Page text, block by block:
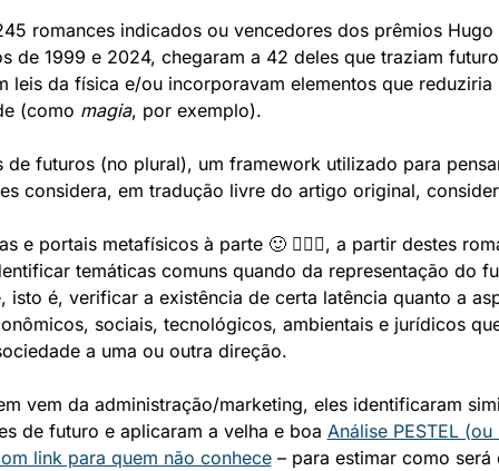
romances indicados ou vencedores dos prêmios Hugo
de 1999 e 2024, chegaram a 42 deles que traziam
leis da física e/ou incorporavam elementos que reduziria
(como magia, por exemplo).
de futuros (no plural), um framework utilizado para
considera, em tradução livre do artigo original,
e portais metafísicos à parte 🙂 🧙🏻‍♂️, a partir destes
temáticas comuns quando da representação do
isto é, verificar a existência de certa latência quanto a
sociais, tecnológicos, ambientais e jurídicos
a uma ou outra direção.
vem da administração/marketing, eles identificaram
de futuro e aplicaram a velha e boa Análise PESTEL (ou
link para quem não conhece – para estimar como será